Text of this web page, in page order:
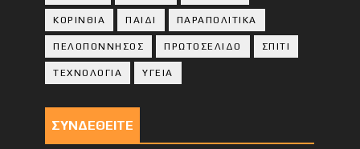
ΚΟΡΙΝΘΙA ΠΑΙΔΙ ΠΑΡΑΠΟΛΙΤΙΚΑ
ΠΕΛΟΠΟΝΝΗΣΟΣ ΠΡΩΤΟΣΕΛΙΔΟ ΣΠΙΤΙ
ΤΕΧΝΟΛΟΓΙΑ ΥΓΕΙΑ
ΣΥΝΔΕΘΕΙΤΕ